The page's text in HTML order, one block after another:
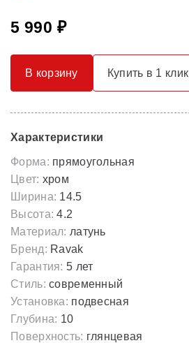
5 990 ₽
В корзину Купить в 1 клик
Характеристики
Форма: прямоугольная
Цвет: хром
Ширина: 14.5
Высота: 4.2
Материал: латунь
Бренд: Ravak
Гарантия: 5 лет
Стиль: современный
Установка: подвесная
Глубина: 10
Поверхность: глянцевая